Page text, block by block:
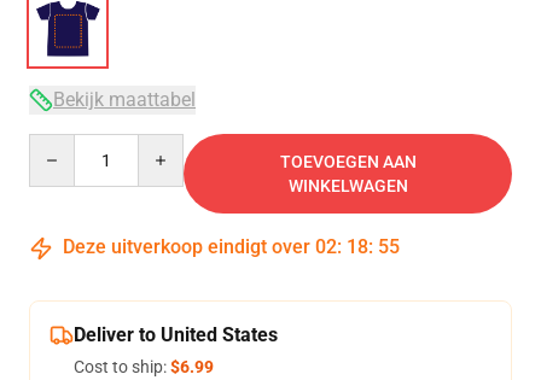
Bekijk maattabel
TOEVOEGEN AAN
WINKELWAGEN
Deze uitverkoop eindigt over 02: 18: 54
Deliver to United States
Cost to ship:$6.99